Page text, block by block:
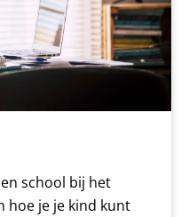
school bij het
hoe je je kind kunt